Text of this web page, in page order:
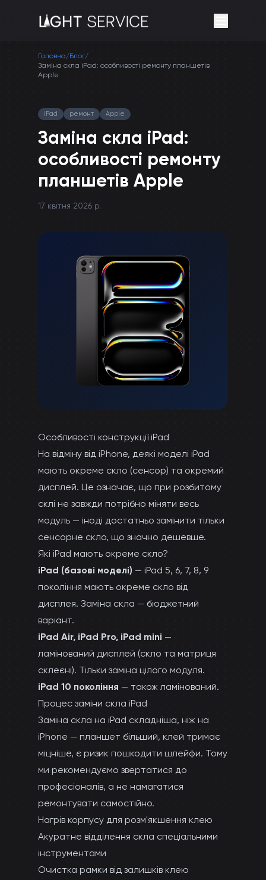
Головна/Блог/
Заміна скла iPad: особливості ремонту планшетів
Apple
iPad ремонт Apple
Заміна скла iPad:
особливості ремонту
планшетів Apple
17 квітня 2026 р.
Особливості конструкції iPad
На відміну від iPhone, деякі моделі iPad
мають окреме скло (сенсор) та окремий
дисплей. Це означає, що при розбитому
склі не завжди потрібно міняти весь
модуль — іноді достатньо замінити тільки
сенсорне скло, що значно дешевше.
Які iPad мають окреме скло?
iPad (базові моделі) — iPad 5, 6, 7, 8, 9
покоління мають окреме скло від
дисплея. Заміна скла — бюджетний
варіант.
iPad Air, iPad Pro, iPad mini —
ламінований дисплей (скло та матриця
склеєні). Тільки заміна цілого модуля.
iPad 10 покоління — також ламінований.
Процес заміни скла iPad
Заміна скла на iPad складніша, ніж на
iPhone — планшет більший, клей тримає
міцніше, є ризик пошкодити шлейфи. Тому
ми рекомендуємо звертатися до
професіоналів, а не намагатися
ремонтувати самостійно.
Нагрів корпусу для розм'якшення клею
Акуратне відділення скла спеціальними
інструментами
Очистка рамки від залишків клею